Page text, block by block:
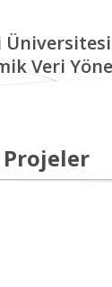
Üniversitesi
Veri